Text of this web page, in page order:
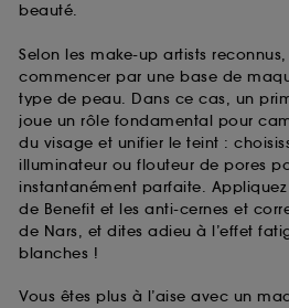
beauté.
Selon les make-up artists
commencer par une base de
type de peau. Dans ce cas, un
joue un rôle fondamental pour
du visage et unifier le teint :
illuminateur ou flouteur de pores
instantanément parfaite.
de Benefit et les anti-cernes et
de Nars, et dites adieu à l’effet
blanches !
Vous êtes plus à l’aise avec un